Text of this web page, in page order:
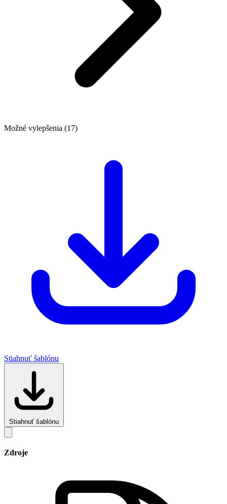
Možné vylepšenia (17)
Stiahnuť šablónu
Stiahnuť šablónu
Zdroje